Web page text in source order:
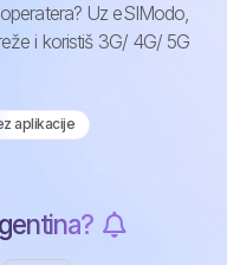
Uz eSIModo,
i koristiš 3G/ 4G/ 5G
aplikacije